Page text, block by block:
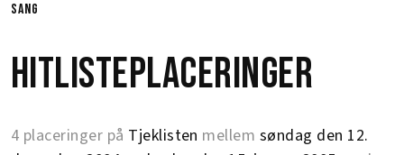
sang
Hitlisteplaceringer
4 placeringer på Tjeklisten mellem søndag den 12.